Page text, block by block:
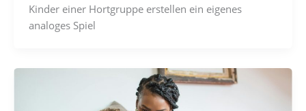
Kinder einer Hortgruppe erstellen ein eigenes
analoges Spiel